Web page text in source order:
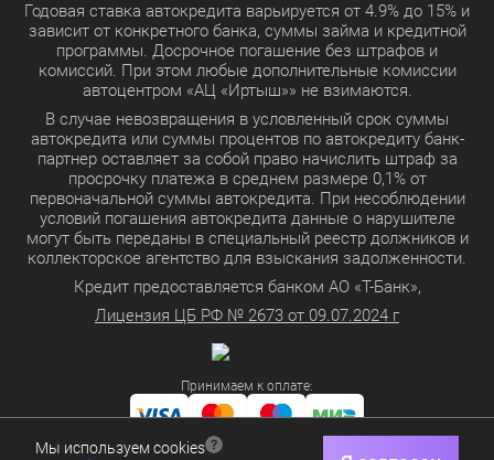
Годовая ставка автокредита варьируется от 4.9% до 15% и
зависит от конкретного банка, суммы займа и кредитной
программы. Досрочное погашение без штрафов и
комиссий. При этом любые дополнительные комиссии
автоцентром «АЦ «Иртыш»» не взимаются.
В случае невозвращения в условленный срок суммы
автокредита или суммы процентов по автокредиту банк-
партнер оставляет за собой право начислить штраф за
просрочку платежа в среднем размере 0,1% от
первоначальной суммы автокредита. При несоблюдении
условий погашения автокредита данные о нарушителе
могут быть переданы в специальный реестр должников и
коллекторское агентство для взыскания задолженности.
Кредит предоставляется банком АО «Т-Банк»,
Лицензия ЦБ РФ № 2673 от 09.07.2024 г
Принимаем к оплате:
Мы используем cookies